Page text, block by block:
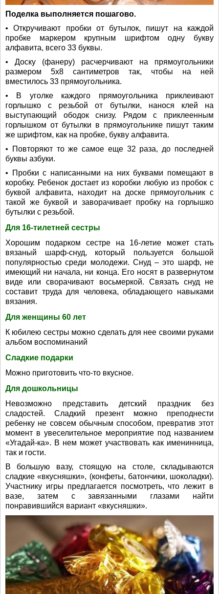
Поделка выполняется пошагово.
• Откручивают пробки от бутылок, пишут на каждой
пробке маркером крупным шрифтом одну букву
алфавита, всего 33 буквы.
• Доску (фанеру) расчерчивают на прямоугольники
размером 5х8 сантиметров так, чтобы на ней
вместилось 33 прямоугольника.
• В уголке каждого прямоугольника приклеивают
горлышко с резьбой от бутылки, нанося клей на
выступающий ободок снизу. Рядом с приклеенным
горлышком от бутылки в прямоугольнике пишут таким
же шрифтом, как на пробке, букву алфавита.
• Повторяют то же самое еще 32 раза, до последней
буквы азбуки.
• Пробки с написанными на них буквами помещают в
коробку. Ребенок достает из коробки любую из пробок с
буквой алфавита, находит на доске прямоугольник с
такой же буквой и заворачивает пробку на горлышко
бутылки с резьбой.
Для 16-тилетней сестры
Хорошим подарком сестре на 16-летие может стать
вязаный шарф-снуд, который пользуется большой
популярностью среди молодежи. Снуд – это шарф, не
имеющий ни начала, ни конца. Его носят в развернутом
виде или сворачивают восьмеркой. Связать снуд не
составит труда для человека, обладающего навыками
вязания.
Для женщины 60 лет
К юбилею сестры можно сделать для нее своими руками
альбом воспоминаний
Сладкие подарки
Можно приготовить что-то вкусное.
Для дошкольницы
Невозможно представить детский праздник без
сладостей. Сладкий презент можно преподнести
ребенку не совсем обычным способом, превратив этот
момент в увеселительное мероприятие под названием
«Угадай-ка». В нем может участвовать как именинница,
так и гости.
В большую вазу, стоящую на столе, складываются
сладкие «вкусняшки», (конфеты, батончики, шоколадки).
Участнику игры предлагается посмотреть, что лежит в
вазе, затем с завязанными глазами найти
понравившийся вариант «вкусняшки».